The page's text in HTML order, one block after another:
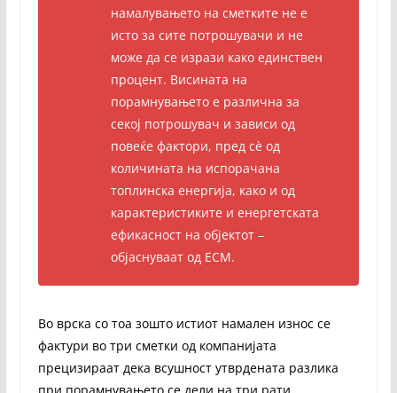
намалувањето на сметките не е
исто за сите потрошувачи и не
може да се изрази како единствен
процент. Висината на
порамнувањето е различна за
секој потрошувач и зависи од
повеќе фактори, пред сѐ од
количината на испорачана
топлинска енергија, како и од
карактеристиките и енергетската
ефикасност на објектот –
објаснуваат од ЕСМ.
Во врска со тоа зошто истиот намален износ се
фактури во три сметки од компанијата
прецизираат дека всушност утврдената разлика